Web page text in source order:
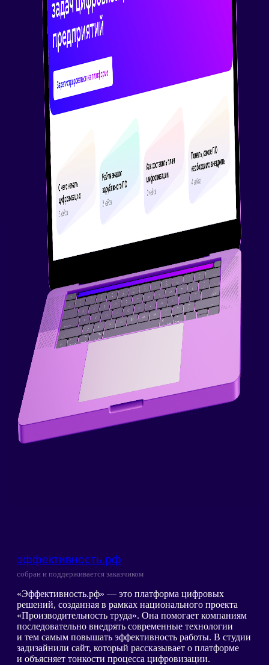
эффективность.рф
собран и поддерживается заказчиком
«Эффективность.рф» — это платформа цифровых
решений, созданная в рамках национального проекта
«Производительность труда». Она помогает компаниям
последовательно внедрять современные технологии
и тем самым повышать эффективность работы. В студии
задизайнили сайт, который рассказывает о платформе
и объясняет тонкости процесса цифровизации.